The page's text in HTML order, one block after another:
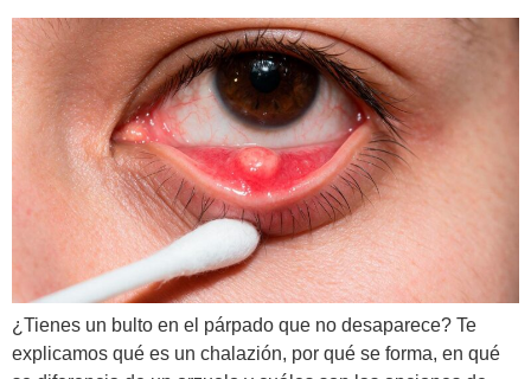
¿Tienes un bulto en el párpado que no desaparece? Te
explicamos qué es un chalazión, por qué se forma, en qué